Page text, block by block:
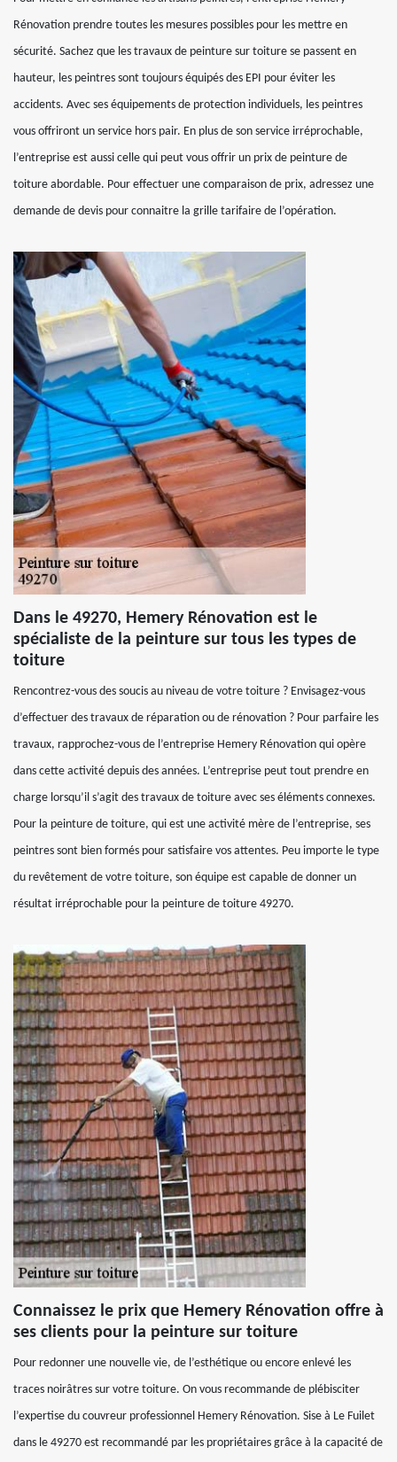
Rénovation prendre toutes les mesures possibles pour les mettre en
sécurité. Sachez que les travaux de peinture sur toiture se passent en
hauteur, les peintres sont toujours équipés des EPI pour éviter les
accidents. Avec ses équipements de protection individuels, les peintres
vous offriront un service hors pair. En plus de son service irréprochable,
l’entreprise est aussi celle qui peut vous offrir un prix de peinture de
toiture abordable. Pour effectuer une comparaison de prix, adressez une
demande de devis pour connaitre la grille tarifaire de l’opération.
Dans le 49270, Hemery Rénovation est le
spécialiste de la peinture sur tous les types de
toiture
Rencontrez-vous des soucis au niveau de votre toiture ? Envisagez-vous
d’effectuer des travaux de réparation ou de rénovation ? Pour parfaire les
travaux, rapprochez-vous de l’entreprise Hemery Rénovation qui opère
dans cette activité depuis des années. L’entreprise peut tout prendre en
charge lorsqu’il s’agit des travaux de toiture avec ses éléments connexes.
Pour la peinture de toiture, qui est une activité mère de l’entreprise, ses
peintres sont bien formés pour satisfaire vos attentes. Peu importe le type
du revêtement de votre toiture, son équipe est capable de donner un
résultat irréprochable pour la peinture de toiture 49270.
Connaissez le prix que Hemery Rénovation offre à
ses clients pour la peinture sur toiture
Pour redonner une nouvelle vie, de l’esthétique ou encore enlevé les
traces noirâtres sur votre toiture. On vous recommande de plébisciter
l’expertise du couvreur professionnel Hemery Rénovation. Sise à Le Fuilet
dans le 49270 est recommandé par les propriétaires grâce à la capacité de